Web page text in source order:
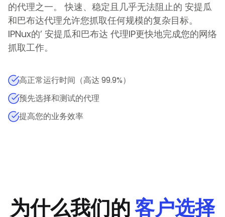
的代理之一。 快速、稳定且几乎无法阻止的 安提瓜
和巴布达代理允许您抓取任何规模的复杂目标。
IPNux的’ 安提瓜和巴布达 代理IP更快地完成您的网络
抓取工作。
高正常运行时间（高达 99.9%）
预先选择和测试的代理
提高您的业务效率
为什么我们的客户选择